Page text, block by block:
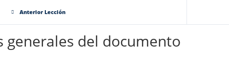
Anterior Lección
generales del documento